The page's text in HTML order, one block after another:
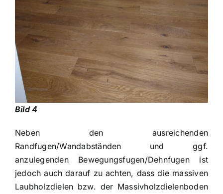
Bild 4
Neben den ausreichenden
Randfugen/Wandabständen und ggf.
anzulegenden Bewegungsfugen/Dehnfugen ist
jedoch auch darauf zu achten, dass die massiven
Laubholzdielen bzw. der Massivholzdielenboden